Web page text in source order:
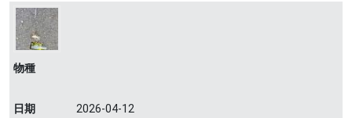
物種
日期
2026-04-12